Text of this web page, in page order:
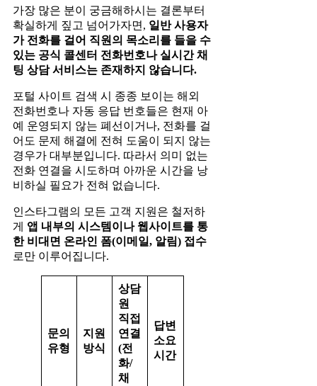
가장 많은 분이 궁금해하시는 결론부터
확실하게 짚고 넘어가자면, 일반 사용자
가 전화를 걸어 직원의 목소리를 들을 수
있는 공식 콜센터 전화번호나 실시간 채
팅 상담 서비스는 존재하지 않습니다.
포털 사이트 검색 시 종종 보이는 해외
전화번호나 자동 응답 번호들은 현재 아
예 운영되지 않는 폐선이거나, 전화를 걸
어도 문제 해결에 전혀 도움이 되지 않는
경우가 대부분입니다. 따라서 의미 없는
전화 연결을 시도하며 아까운 시간을 낭
비하실 필요가 전혀 없습니다.
인스타그램의 모든 고객 지원은 철저하
게 앱 내부의 시스템이나 웹사이트를 통
한 비대면 온라인 폼(이메일, 알림) 접수
로만 이루어집니다.
문의
유형
지원
방식
상담
원
직접
연결
(전
화/
채
답변
소요
시간